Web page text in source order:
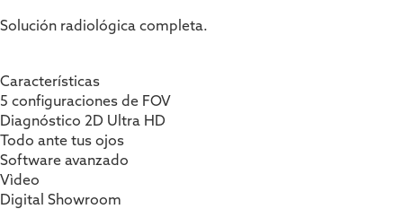
Solución radiológica completa.
Características
5 configuraciones de FOV
Diagnóstico 2D Ultra HD
Todo ante tus ojos
Software avanzado
Vìdeo
Digital Showroom